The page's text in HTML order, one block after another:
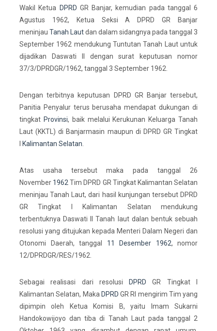
Wakil Ketua
DPRD GR Banjar, kemudian pada tanggal 6
Agustus 1962, Ketua Seksi A DPRD GR Banjar
meninjau Tanah Lautdan dalam sidangnya pada tanggal 3
September 1962 mendukung Tuntutan Tanah Laut untuk
dijadikan Daswati II dengan surat keputusan nomor
37/3/DPRDGR/1962, tanggal 3 September 1962.
Dengan terbitnya keputusan DPRD GR Banjar tersebut,
Panitia Penyalur terus berusaha mendapat dukungan di
tingkat Provinsi, baik melalui Kerukunan Keluarga Tanah
Laut (KKTL) di Banjarmasin maupun di DPRD GR Tingkat
Kalimantan Selatan
Atas usaha tersebut maka pada tanggal 26
November 1962 Tim DPRD GR Tingkat Kalimantan Selatan
meninjau Tanah Laut, dari hasil kunjungan tersebut DPRD
GR Tingkat I Kalimantan Selatan mendukung
terbentuknya Daswati II Tanah laut dalan bentuk sebuah
resolusi yang ditujukan kepada Menteri Dalam Negeri dan
Otonomi Daerah, tanggal 11 Desember 1962, nomor
12/DPRDGR/RES/1962.
Sebagai realisasi dari resolusi DPRD GR Tingkat I
Kalimantan Selatan, Maka DPRD GR RI mengirim Tim yang
dipimpin oleh Ketua Komisi B, yaitu Imam Sukarni
Handokowijoyo dan tiba di Tanah Laut pada tanggal 2